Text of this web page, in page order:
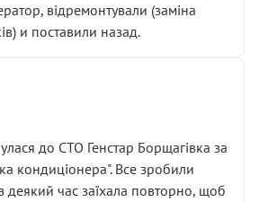
відремонтували (заміна
и поставили назад.
до СТО Генстар Борщагівка за
кондиціонера". Все зробили
деякий час заїхала повторно, щоб